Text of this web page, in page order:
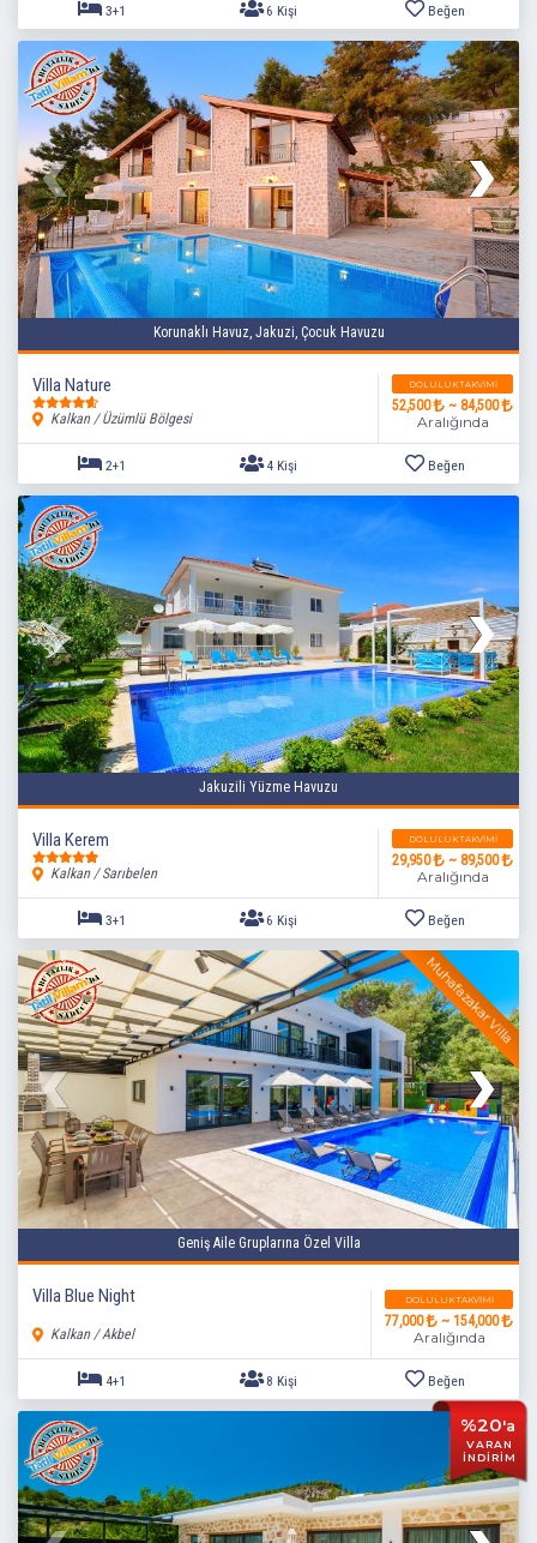
3+1 6 Kişi Beğen
Korunaklı Havuz, Jakuzi, Çocuk Havuzu
Villa Nature
Kalkan / Üzümlü Bölgesi
DOLULUK TAKVIMI
52,500 ~ 84,500
Aralığında
Jakuzili Yüzme Havuzu
Villa Kerem
Kalkan / Sarıbelen
DOLULUK TAKVIMI
29,950 ~ 89,500
Aralığında
3+1 Beğen
Muhafazakar Villa
Geniş Aile Gruplarına Özel Villa
Villa Blue Night
Kalkan / Akbel
DOLULUK TAKVIMI
77,000 ~ 154,000
Aralığında
%20'a
VARAN
İNDİRİM